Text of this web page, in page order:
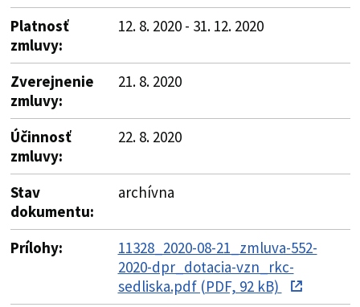
Platnosť
zmluvy:
12. 8. 2020 - 31. 12. 2020
Zverejnenie
zmluvy:
21. 8. 2020
Účinnosť
zmluvy:
22. 8. 2020
Stav
dokumentu:
archívna
Prílohy:
11328_2020-08-21_zmluva-552-
2020-dpr_dotacia-vzn_rkc-
sedliska.pdf (PDF, 92 kB)